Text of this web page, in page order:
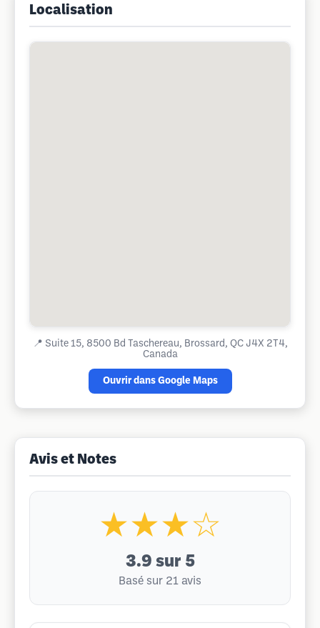
Localisation
📍 Suite 15, 8500 Bd Taschereau, Brossard, QC J4X 2T4,
Canada
Ouvrir dans Google Maps
Avis et Notes
★★★☆
3.9 sur 5
Basé sur 21 avis